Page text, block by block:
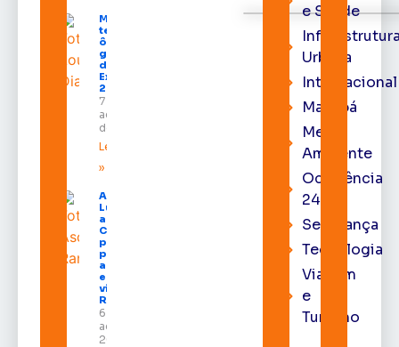
Macapá
terá
ônibus
gratuitos
durante a
Expofeira
2026
7 de
agosto
de 2026
Leia mais
»
Após veto,
Lula envia
ao
Congresso
projeto
para criar
a UNIFRON
e grava
vídeo para
Randolfe
6 de
agosto de
2026
e Saúde
Urbana
Internacional
Macapá
Meio
Ambiente
Ocorrência
24h
Segurança
Tecnologia
Viagem
e
Turismo